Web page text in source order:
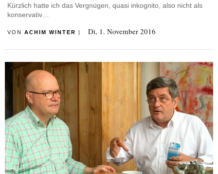
Kürzlich hatte ich das Vergnügen, quasi inkognito, also nicht als
konservativ…
VON ACHIM WINTER Di, 1. November 2016